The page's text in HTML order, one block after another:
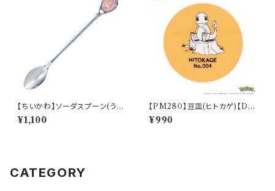
【ちいかわ】ソーダスプーン(うさ
ぎ)【CKW40】CKW43-850
¥1,100
【PM280】豆皿(ヒトカゲ)【Dail
y Sketch】PM282-333
¥990
CATEGORY